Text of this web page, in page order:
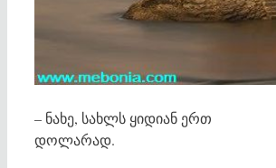
– ნახე, სახლს ყიდიან ერთ
დოლარად.